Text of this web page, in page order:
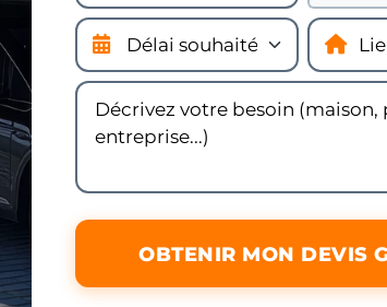
OBTENIR MON DEVIS